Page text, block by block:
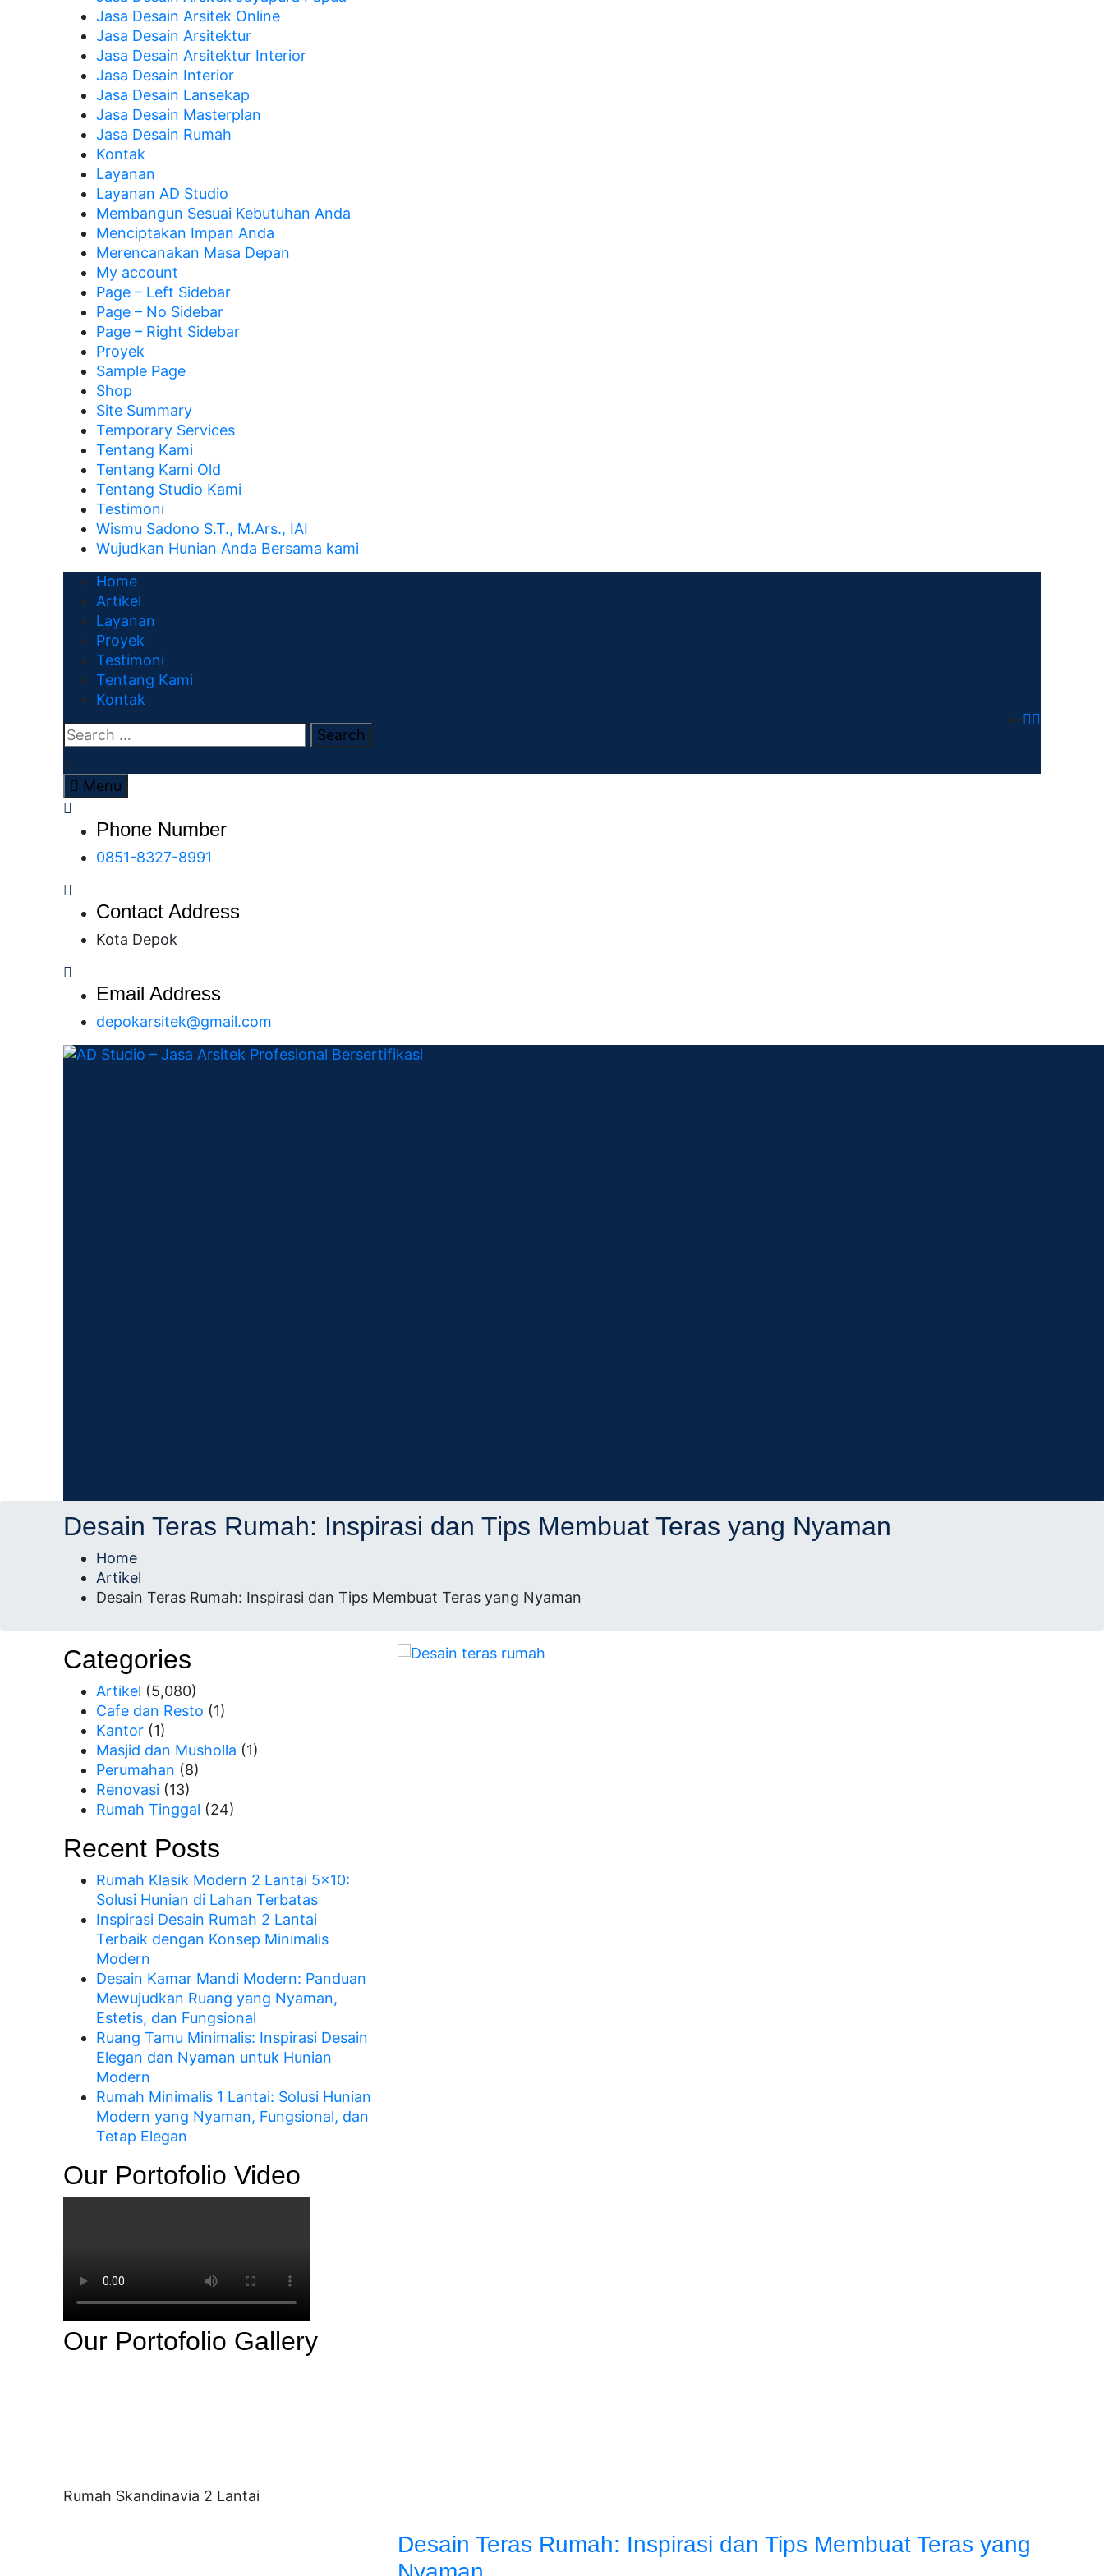
Jasa Desain Arsitek Online
Jasa Desain Arsitektur
Jasa Desain Arsitektur Interior
Jasa Desain Interior
Jasa Desain Lansekap
Jasa Desain Masterplan
Jasa Desain Rumah
Kontak
Layanan
Layanan AD Studio
Membangun Sesuai Kebutuhan Anda
Menciptakan Impan Anda
Merencanakan Masa Depan
My account
Page – Left Sidebar
Page – No Sidebar
Page – Right Sidebar
Proyek
Sample Page
Shop
Site Summary
Temporary Services
Tentang Kami
Tentang Kami Old
Tentang Studio Kami
Testimoni
Wismu Sadono S.T., M.Ars., IAI
Wujudkan Hunian Anda Bersama kami
Home
Artikel
Layanan
Proyek
Testimoni
Tentang Kami
Kontak
x
Menu
Phone Number
0851-8327-8991
Contact Address
Kota Depok
Email Address
depokarsitek@gmail.com
AD Studio – Jasa Arsitek
Profesional Bersertifikasi
Desain Teras Rumah: Inspirasi dan Tips Membuat Teras yang Nyaman
Home
Artikel
Desain Teras Rumah: Inspirasi dan Tips Membuat Teras yang Nyaman
Categories
Artikel (5,080)
Cafe dan Resto (1)
Kantor (1)
Masjid dan Musholla (1)
Perumahan (8)
Renovasi (13)
Rumah Tinggal (24)
Recent Posts
Rumah Klasik Modern 2 Lantai 5×10:
Solusi Hunian di Lahan Terbatas
Inspirasi Desain Rumah 2 Lantai
Terbaik dengan Konsep Minimalis
Modern
Desain Kamar Mandi Modern: Panduan
Mewujudkan Ruang yang Nyaman,
Estetis, dan Fungsional
Ruang Tamu Minimalis: Inspirasi Desain
Elegan dan Nyaman untuk Hunian
Modern
Rumah Minimalis 1 Lantai: Solusi Hunian
Modern yang Nyaman, Fungsional, dan
Tetap Elegan
Our Portofolio Video
Our Portofolio Gallery
Rumah Skandinavia 2 Lantai
Desain Teras Rumah: Inspirasi dan Tips Membuat Teras yang